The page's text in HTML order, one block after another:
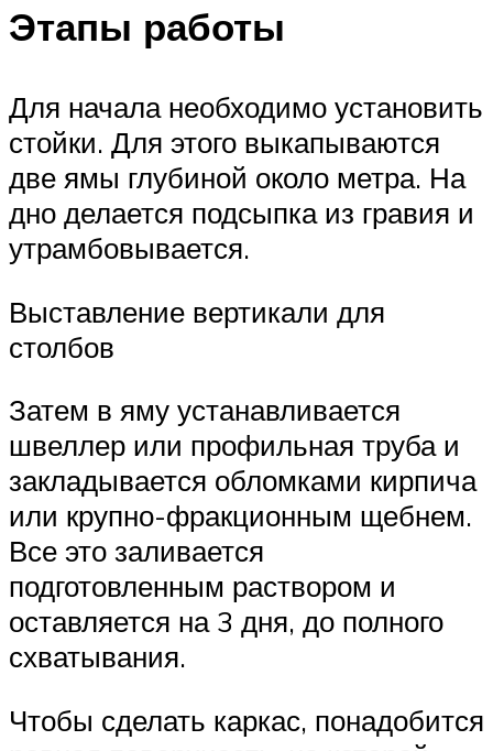
Этапы работы
Для начала необходимо установить
стойки. Для этого выкапываются
две ямы глубиной около метра. На
дно делается подсыпка из гравия и
утрамбовывается.
Выставление вертикали для
столбов
Затем в яму устанавливается
швеллер или профильная труба и
закладывается обломками кирпича
или крупно-фракционным щебнем.
Все это заливается
подготовленным раствором и
оставляется на 3 дня, до полного
схватывания.
Чтобы сделать каркас, понадобится